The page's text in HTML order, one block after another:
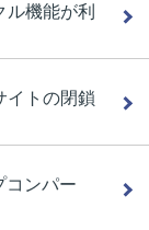
ル機能が利
イトの閉鎖
コンパー